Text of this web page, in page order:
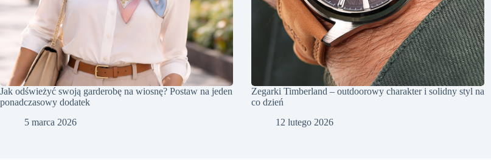
Jak odświeżyć swoją garderobę na wiosnę? Postaw na jeden
ponadczasowy dodatek
5 marca 2026
Zegarki Timberland – outdoorowy charakter i solidny styl na
co dzień
12 lutego 2026